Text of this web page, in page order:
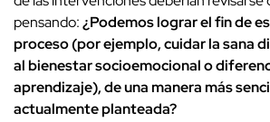
pensando:¿Podemos lograr el fin de
proceso (por ejemplo, cuidar la sana
al bienestar socioemocional o
aprendizaje), de una manera más
actualmente planteada?